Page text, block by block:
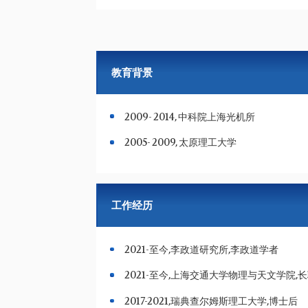
教育背景
2009- 2014, 中科院上海光机所
2005- 2009, 太原理工大学
工作经历
2021-至今,李政道研究所,李政道学者
2021-至今,上海交通大学物理与天文学院,
2017-2021,瑞典查尔姆斯理工大学,博士后